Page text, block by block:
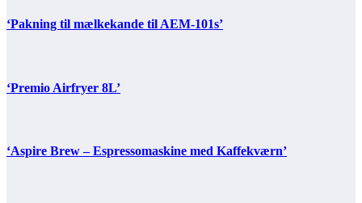
‘Pakning til mælkekande til AEM-101s’
‘Premio Airfryer 8L’
‘Aspire Brew – Espressomaskine med Kaffekværn’